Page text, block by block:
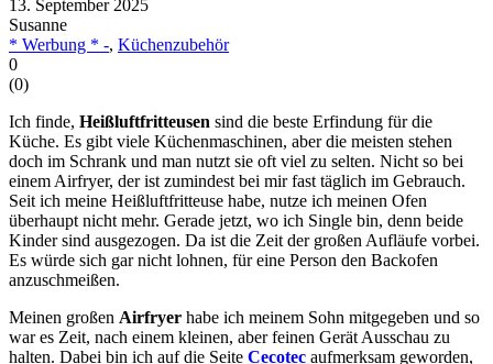
13. September 2025
Susanne
* Werbung * -, Küchenzubehör
0
(0)
Ich finde, Heißluftfritteusen sind die beste Erfindung für die
Küche. Es gibt viele Küchenmaschinen, aber die meisten stehen
doch im Schrank und man nutzt sie oft viel zu selten. Nicht so bei
einem Airfryer, der ist zumindest bei mir fast täglich im Gebrauch.
Seit ich meine Heißluftfritteuse habe, nutze ich meinen Ofen
überhaupt nicht mehr. Gerade jetzt, wo ich Single bin, denn beide
Kinder sind ausgezogen. Da ist die Zeit der großen Aufläufe vorbei.
Es würde sich gar nicht lohnen, für eine Person den Backofen
anzuschmeißen.
Meinen großen Airfryer habe ich meinem Sohn mitgegeben und so
war es Zeit, nach einem kleinen, aber feinen Gerät Ausschau zu
halten. Dabei bin ich auf die Seite Cecotec aufmerksam geworden,